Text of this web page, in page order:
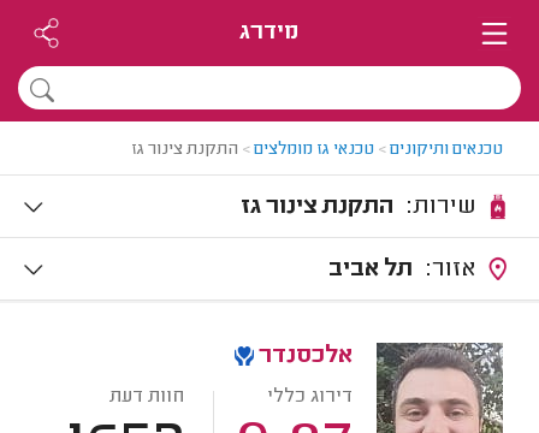
מידרג
טכנאים ותיקונים> טכנאי גז מומלצים> התקנת צינור גז
התקנת צינור גז
תל אביב
אלכסנדר
דירוג כללי חוות דעת